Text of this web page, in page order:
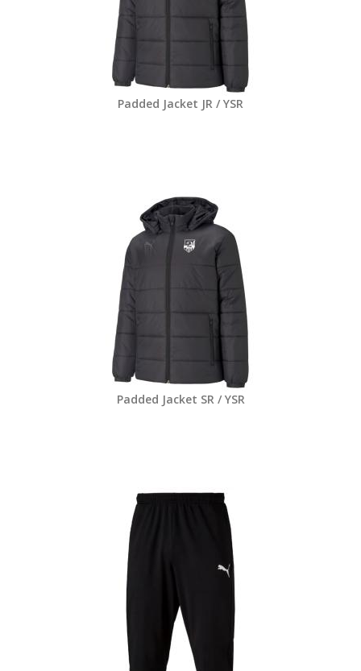
Padded Jacket JR / YSR
Padded Jacket SR / YSR